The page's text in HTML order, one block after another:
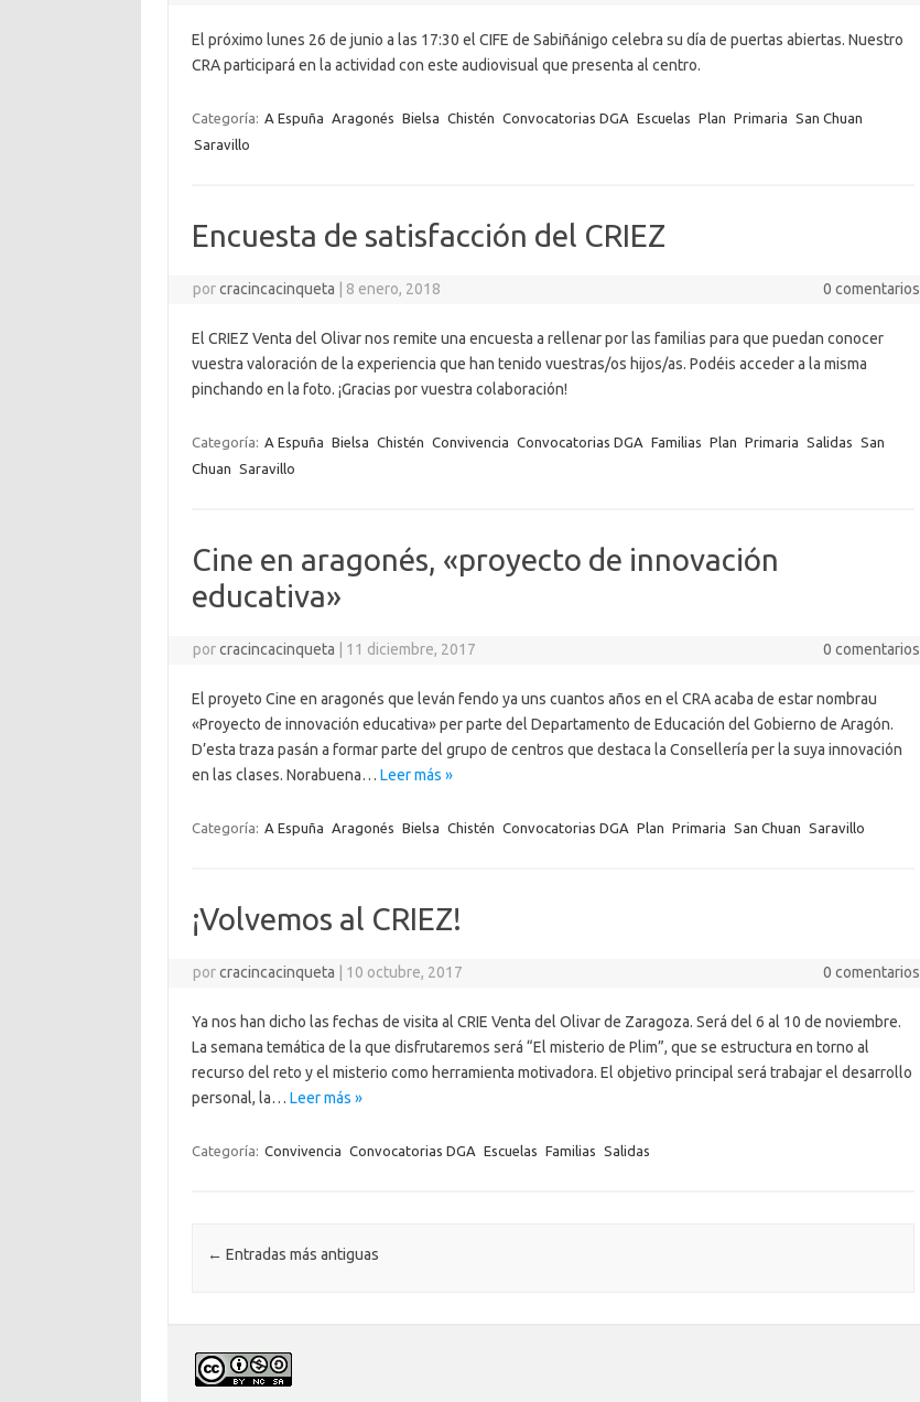
El próximo lunes 26 de junio a las 17:30 el CIFE de Sabiñánigo celebra su día de puertas abiertas. Nuestro
CRA participará en la actividad con este audiovisual que presenta al centro.
Categoría: A Espuña Aragonés Bielsa Chistén Convocatorias DGA Escuelas Plan Primaria San Chuan
Saravillo
Encuesta de satisfacción del CRIEZ
porcracincacinqueta 8 enero, 2018 0 comentarios
El CRIEZ Venta del Olivar nos remite una encuesta a rellenar por las familias para que puedan conocer
vuestra valoración de la experiencia que han tenido vuestras/os hijos/as. Podéis acceder a la misma
pinchando en la foto. ¡Gracias por vuestra colaboración!
Categoría: A Espuña Bielsa Chistén Convivencia Convocatorias DGA Familias Plan Primaria Salidas San
Chuan Saravillo
Cine en aragonés, «proyecto de innovación
educativa»
porcracincacinqueta 11 diciembre, 2017 0 comentarios
El proyeto Cine en aragonés que leván fendo ya uns cuantos años en el CRA acaba de estar nombrau
«Proyecto de innovación educativa» per parte del Departamento de Educación del Gobierno de Aragón.
D’esta traza pasán a formar parte del grupo de centros que destaca la Consellería per la suya innovación
en las clases. Norabuena… Leer más »
Categoría: A Espuña Aragonés Bielsa Chistén Convocatorias DGA Plan Primaria San Chuan Saravillo
¡Volvemos al CRIEZ!
porcracincacinqueta 10 octubre, 2017 0 comentarios
Ya nos han dicho las fechas de visita al CRIE Venta del Olivar de Zaragoza. Será del 6 al 10 de noviembre.
La semana temática de la que disfrutaremos será “El misterio de Plim”, que se estructura en torno al
recurso del reto y el misterio como herramienta motivadora. El objetivo principal será trabajar el desarrollo
personal, la… Leer más »
Categoría: Convivencia Convocatorias DGA Escuelas Familias Salidas
Navegación de entradas
← Entradas más antiguas